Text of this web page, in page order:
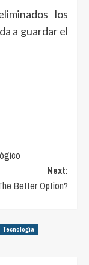
los
a guardar el
Next:
Better Option?
Tecnología